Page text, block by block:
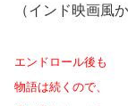
（インド映画風
エンドロール後も
物語は続くので、